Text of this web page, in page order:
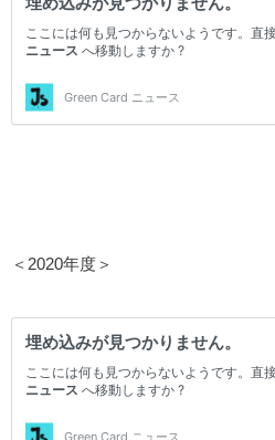
＜2020年度＞